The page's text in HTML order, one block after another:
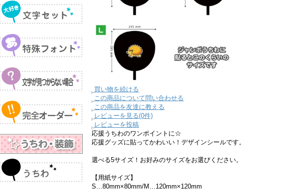
買い物を続ける
この商品について問い合わせる
この商品を友達に教える
レビューを見る(0件)
レビューを投稿
応援うちわのワンポイントに☆
応援グッズに貼ってかわいい！デザインシールです。
選べる5サイズ！お好みのサイズをお選びください。
【用紙サイズ】
S…80mm×80mm/M…120mm×120mm